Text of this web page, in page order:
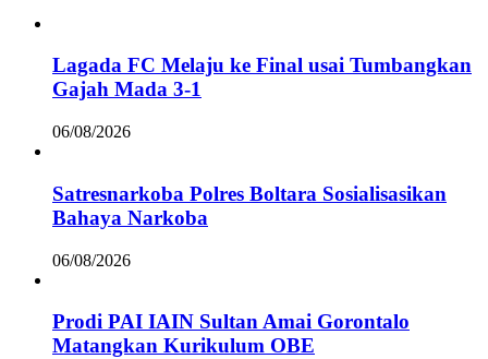
Lagada FC Melaju ke Final usai Tumbangkan
Gajah Mada 3-1
06/08/2026
Satresnarkoba Polres Boltara Sosialisasikan
Bahaya Narkoba
06/08/2026
Prodi PAI IAIN Sultan Amai Gorontalo
Matangkan Kurikulum OBE